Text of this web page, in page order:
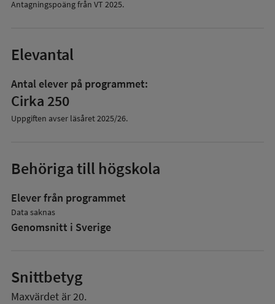
Antagningspoäng från VT 2025.
Elevantal
Antal elever på programmet:
Cirka 250
Uppgiften avser läsåret2025/26.
Behöriga till högskola
Elever från programmet
Data saknas
Genomsnitt i Sverige
Snittbetyg
Maxvärdet är 20.